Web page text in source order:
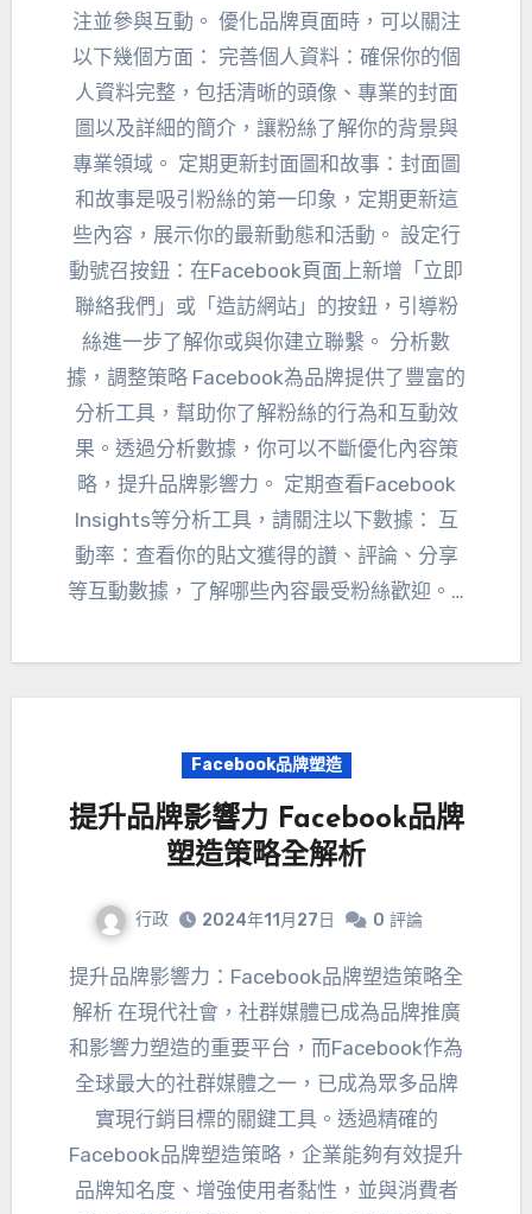
注並參與互動。 優化品牌頁面時，可以關注
以下幾個方面： 完善個人資料：確保你的個
人資料完整，包括清晰的頭像、專業的封面
圖以及詳細的簡介，讓粉絲了解你的背景與
專業領域。 定期更新封面圖和故事：封面圖
和故事是吸引粉絲的第一印象，定期更新這
些內容，展示你的最新動態和活動。 設定行
動號召按鈕：在Facebook頁面上新增「立即
聯絡我們」或「造訪網站」的按鈕，引導粉
絲進一步了解你或與你建立聯繫。 分析數
據，調整策略 Facebook為品牌提供了豐富的
分析工具，幫助你了解粉絲的行為和互動效
果。透過分析數據，你可以不斷優化內容策
略，提升品牌影響力。 定期查看Facebook
Insights等分析工具，請關注以下數據： 互
動率：查看你的貼文獲得的讚、評論、分享
等互動數據，了解哪些內容最受粉絲歡迎。…
Facebook品牌塑造
提升品牌影響力 Facebook品牌
塑造策略全解析
行政 2024年11月27日 0 評論
提升品牌影響力：Facebook品牌塑造策略全
解析 在現代社會，社群媒體已成為品牌推廣
和影響力塑造的重要平台，而Facebook作為
全球最大的社群媒體之一，已成為眾多品牌
實現行銷目標的關鍵工具。透過精確的
Facebook品牌塑造策略，企業能夠有效提升
品牌知名度、增強使用者黏性，並與消費者